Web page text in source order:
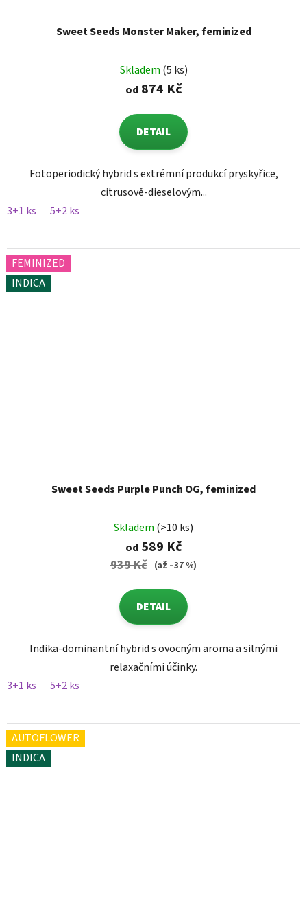
Sweet Seeds Monster Maker, feminized
Skladem (5 ks)
od874 Kč
DETAIL
Fotoperiodický hybrid s extrémní produkcí pryskyřice,
citrusově-dieselovým...
3+1 ks
5+2 ks
FEMINIZED
INDICA
Sweet Seeds Purple Punch OG, feminized
Skladem (>10 ks)
od589 Kč
939 Kč (až –37 %)
DETAIL
Indika-dominantní hybrid s ovocným aroma a silnými
relaxačními účinky.
3+1 ks
5+2 ks
AUTOFLOWER
INDICA